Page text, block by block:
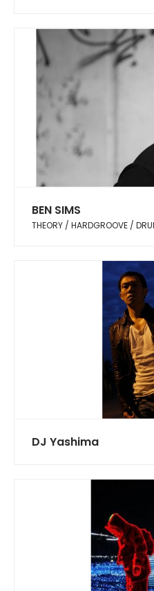
BEN SIMS
THEORY / HARDGROOVE /
DJ Yashima